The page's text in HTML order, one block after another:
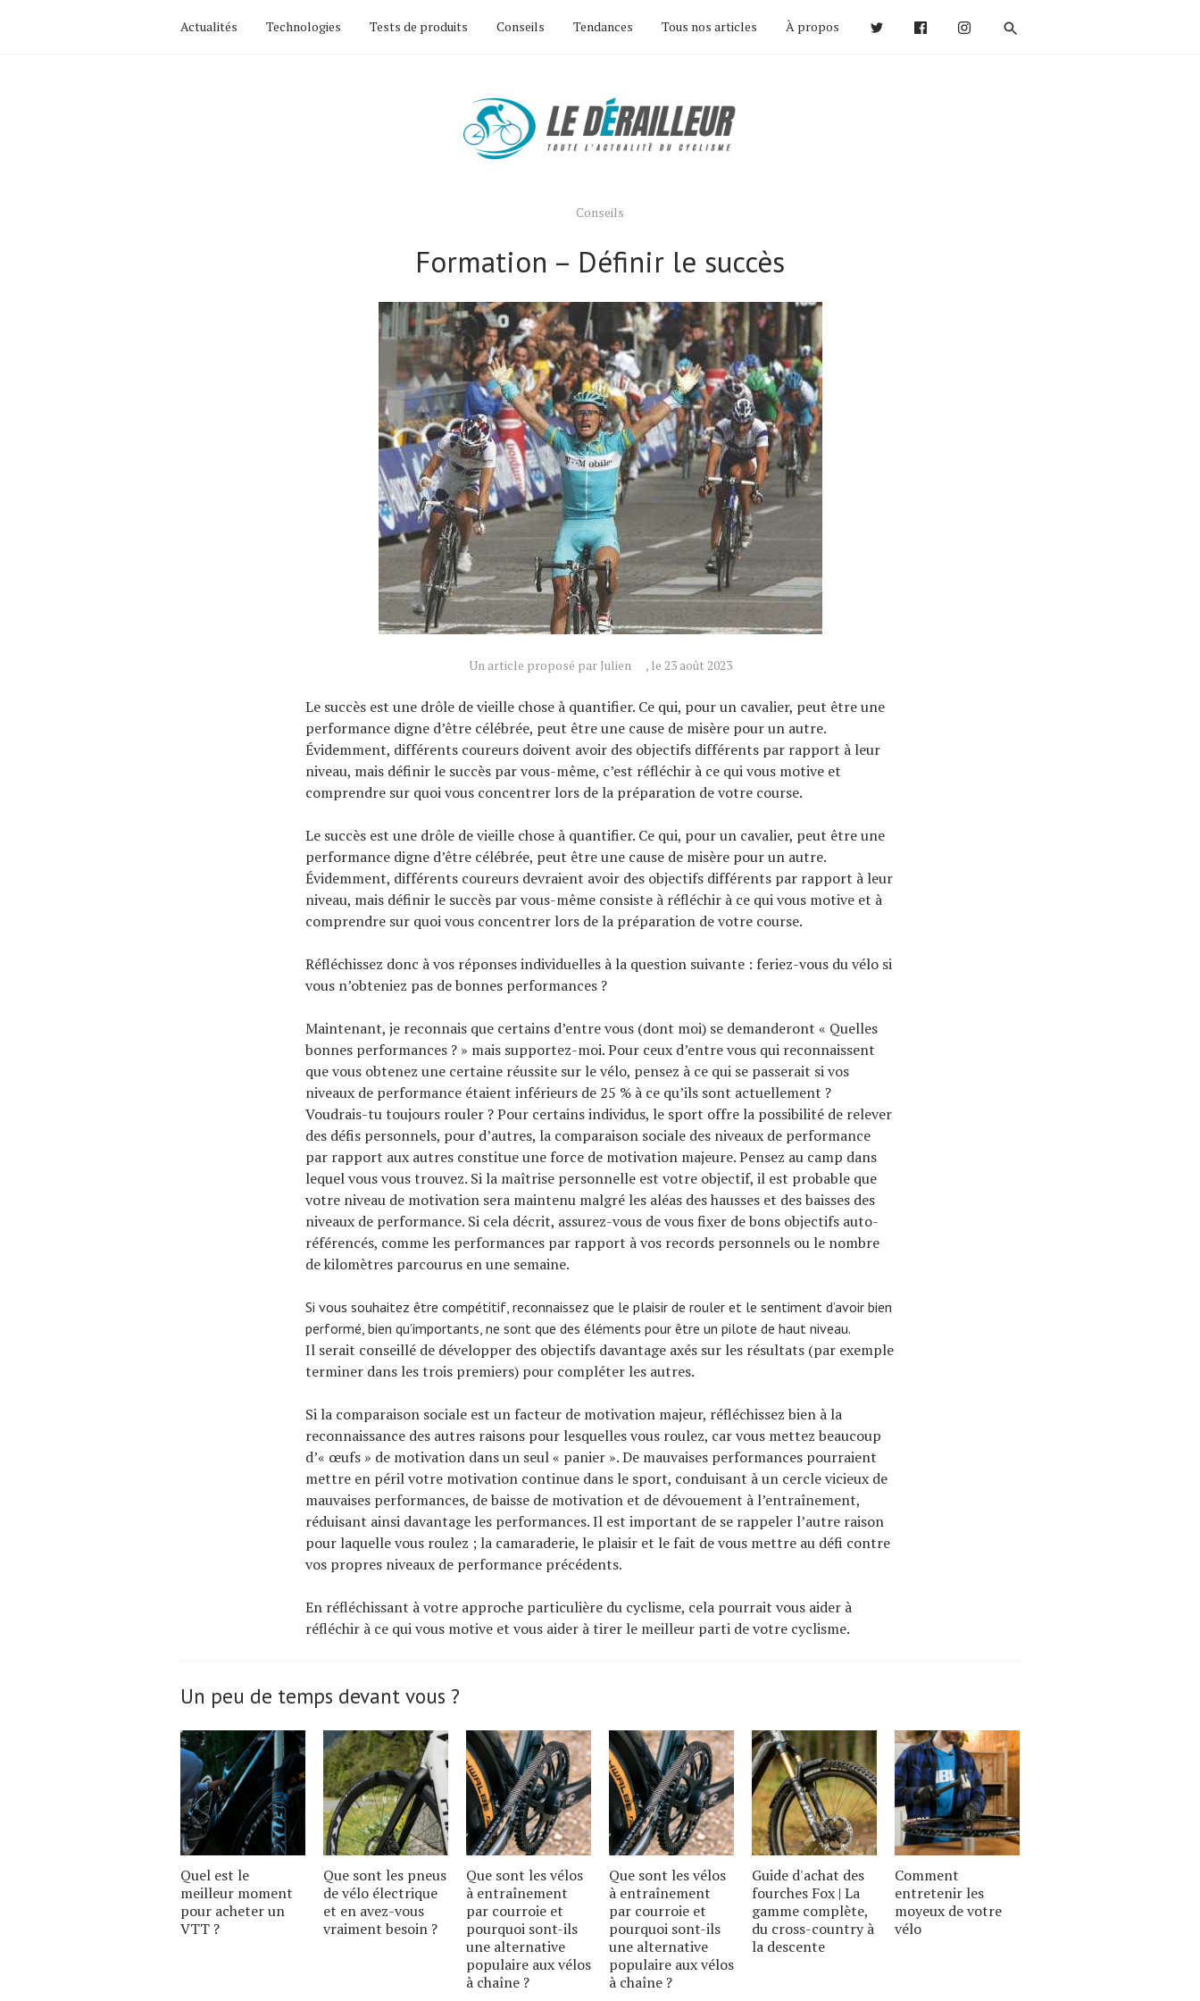
Actualités Technologies Tests de produits Conseils Tendances Tous nos articles À propos
Conseils
Formation – Définir le succès
Un article proposé par Julien , le 23 août 2023
Le succès est une drôle de vieille chose à quantifier. Ce qui, pour un cavalier, peut être une
performance digne d’être célébrée, peut être une cause de misère pour un autre.
Évidemment, différents coureurs doivent avoir des objectifs différents par rapport à leur
niveau, mais définir le succès par vous-même, c’est réfléchir à ce qui vous motive et
comprendre sur quoi vous concentrer lors de la préparation de votre course.
Le succès est une drôle de vieille chose à quantifier. Ce qui, pour un cavalier, peut être une
performance digne d’être célébrée, peut être une cause de misère pour un autre.
Évidemment, différents coureurs devraient avoir des objectifs différents par rapport à leur
niveau, mais définir le succès par vous-même consiste à réfléchir à ce qui vous motive et à
comprendre sur quoi vous concentrer lors de la préparation de votre course.
Réfléchissez donc à vos réponses individuelles à la question suivante : feriez-vous du vélo si
vous n’obteniez pas de bonnes performances ?
Maintenant, je reconnais que certains d’entre vous (dont moi) se demanderont « Quelles
bonnes performances ? » mais supportez-moi. Pour ceux d’entre vous qui reconnaissent
que vous obtenez une certaine réussite sur le vélo, pensez à ce qui se passerait si vos
niveaux de performance étaient inférieurs de 25 % à ce qu’ils sont actuellement ?
Voudrais-tu toujours rouler ? Pour certains individus, le sport offre la possibilité de relever
des défis personnels, pour d’autres, la comparaison sociale des niveaux de performance
par rapport aux autres constitue une force de motivation majeure. Pensez au camp dans
lequel vous vous trouvez. Si la maîtrise personnelle est votre objectif, il est probable que
votre niveau de motivation sera maintenu malgré les aléas des hausses et des baisses des
niveaux de performance. Si cela décrit, assurez-vous de vous fixer de bons objectifs auto-
référencés, comme les performances par rapport à vos records personnels ou le nombre
de kilomètres parcourus en une semaine.
Si vous souhaitez être compétitif, reconnaissez que le plaisir de rouler et le sentiment d’avoir bien
performé, bien qu’importants, ne sont que des éléments pour être un pilote de haut niveau.
Il serait conseillé de développer des objectifs davantage axés sur les résultats (par exemple
terminer dans les trois premiers) pour compléter les autres.
Si la comparaison sociale est un facteur de motivation majeur, réfléchissez bien à la
reconnaissance des autres raisons pour lesquelles vous roulez, car vous mettez beaucoup
d’« œufs » de motivation dans un seul « panier ». De mauvaises performances pourraient
mettre en péril votre motivation continue dans le sport, conduisant à un cercle vicieux de
mauvaises performances, de baisse de motivation et de dévouement à l’entraînement,
réduisant ainsi davantage les performances. Il est important de se rappeler l’autre raison
pour laquelle vous roulez ; la camaraderie, le plaisir et le fait de vous mettre au défi contre
vos propres niveaux de performance précédents.
En réfléchissant à votre approche particulière du cyclisme, cela pourrait vous aider à
réfléchir à ce qui vous motive et vous aider à tirer le meilleur parti de votre cyclisme.
Un peu de temps devant vous ?
Quel est le
meilleur moment
pour acheter un
VTT ?
Que sont les pneus
de vélo électrique
et en avez-vous
vraiment besoin ?
Que sont les vélos
à entraînement
par courroie et
pourquoi sont-ils
une alternative
populaire aux vélos
à chaîne ?
Que sont les vélos
à entraînement
par courroie et
pourquoi sont-ils
une alternative
populaire aux vélos
à chaîne ?
Guide d'achat des
fourches Fox | La
gamme complète,
du cross-country à
la descente
Comment
entretenir les
moyeux de votre
vélo